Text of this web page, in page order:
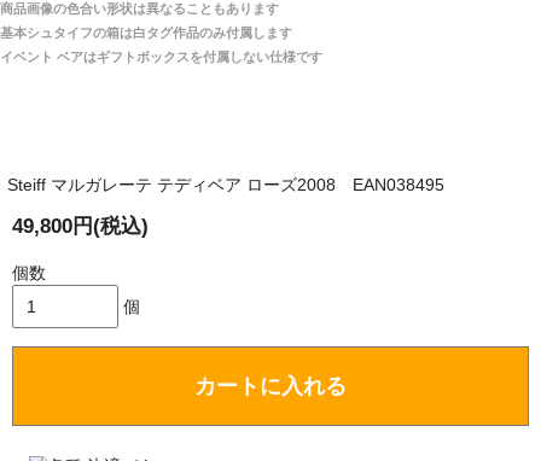
関税はすべて当店にて処理しますのでお客様のご負担
は一切ありません。
国内で一度検品をしますので、決済確認後、２～４
週間でのお届けとなります。
（稀に、通関手続き等に時間がかかり、納期が遅れる
ます。）
注文のキャンセルは可能ですか？
大阪府 Y・W 様 （男性）
「取り扱っているNetショップで一番信用出来
兵庫県 A・K 様 （女性）
「ベアちゃんの紹介分が丁寧に書かれていたこ
商品画像の色合い形状は異なることもあります
基本シュタイフの箱は白タグ作品のみ付属します
イベント ベアはギフトボックスを付属しない仕様です
Steiff マルガレーテ テディベア ローズ2008 EAN038495
49,800円(税込)
個数
個
カートに入れる